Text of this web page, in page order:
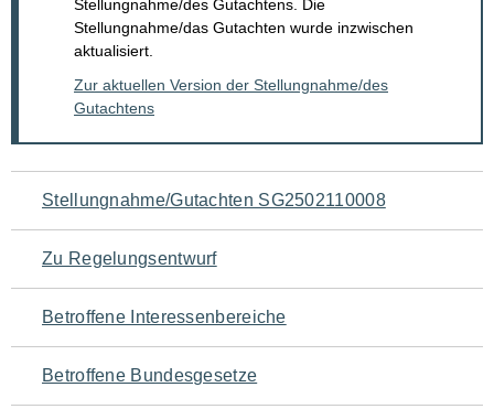
Stellungnahme/des Gutachtens. Die
Stellungnahme/das Gutachten wurde inzwischen
aktualisiert.
Zur aktuellen Version der Stellungnahme/des
Gutachtens
Navigation
für
den
Seiteninhalt
Stellungnahme/Gutachten SG2502110008
Zu Regelungsentwurf
Betroffene Interessenbereiche
Betroffene Bundesgesetze